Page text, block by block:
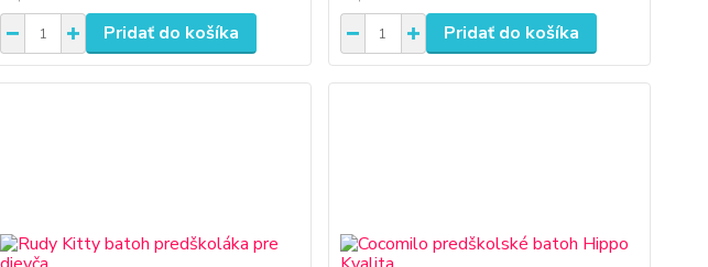
Pridať do košíka Pridať do košíka